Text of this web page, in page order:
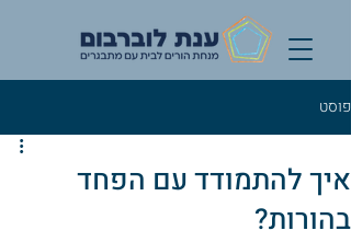
פוסט
איך להתמודד עם הפחד
בהורות?